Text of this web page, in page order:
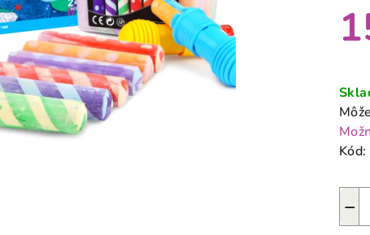
je
0,0
cena:
Kód:
−